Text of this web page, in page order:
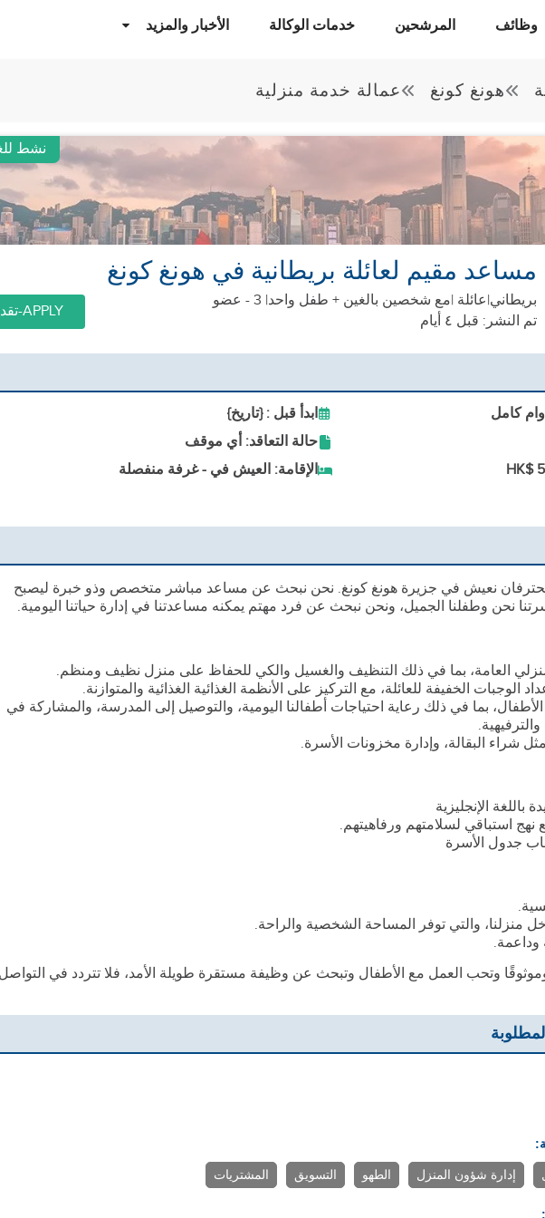
وظائف المرشحين خدمات الوكالة الأخبار والمزيد
هونغ كونغ عمالة خدمة منزلية
نشط
مساعد مقيم لعائلة بريطانية في هونغ كونغ
بريطاني|عائلة |مع شخصين بالغين + طفل واحد| 3 - عضو
تم النشر: قبل ٤ أيام
APPLY-تقديم
كامل
ابدأ قبل : {تاريخ}
حالة التعاقد: أي موقف
HK$
الإقامة: العيش في - غرفة منفصلة
نعيش في جزيرة هونغ كونغ. نحن نبحث عن مساعد مباشر متخصص وذو خبرة ليصبح
نحن وطفلنا الجميل، ونحن نبحث عن فرد مهتم يمكنه مساعدتنا في إدارة حياتنا اليومية.
العامة، بما في ذلك التنظيف والغسيل والكي للحفاظ على منزل نظيف ومنظم.
الوجبات الخفيفة للعائلة، مع التركيز على الأنظمة الغذائية الغذائية والمتوازنة.
بما في ذلك رعاية احتياجات أطفالنا اليومية، والتوصيل إلى المدرسة، والمشاركة في
شراء البقالة، وإدارة مخزونات الأسرة.
الإنجليزية
نهج استباقي لسلامتهم ورفاهيتهم.
جدول الأسرة
منزلنا، والتي توفر المساحة الشخصية والراحة.
وداعمة.
وتحب العمل مع الأطفال وتبحث عن وظيفة مستقرة طويلة الأمد، فلا تتردد في التواصل
إدارة شؤون المنزل الطهو التسويق المشتريات